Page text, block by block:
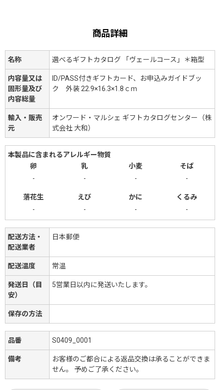
商品詳細
名称 選べるギフトカタログ 「ヴェールコース」＊箱型
内容量又は
固形量及び
内容総量
ID/PASS付きギフトカード、お申込みガイドブッ
ク 外装 22.9×16.3×1.8ｃｍ
輸入・販売
元
オンワード・マルシェ ギフトカタログセンター（株
式会社 大和）
本製品に含まれるアレルギー物質
卵
乳 小麦
そば
-
- - -
落花生 えび かに
くるみ
-
- - -
配送方法・
配送業者
日本郵便
配送温度 常温
発送日（目
安）
5営業日以内に発送いたします。
保存の方法
品番 S0409_0001
備考
お客様のご都合による返品交換は承ることができま
せん。 予めご了承ください。